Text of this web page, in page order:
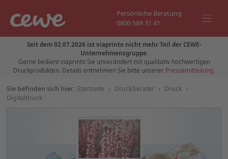
Persönliche Beratung
0800 589 31 41
Seit dem 02.07.2026 ist viaprinto nicht mehr Teil der CEWE-
Unternehmensgruppe.
Gerne bedient viaprinto Sie unverändert mit qualitativ hochwertigen
Druckprodukten. Details entnehmen Sie bitte unserer Pressemitteilung.
Sie befinden sich hier: Startseite › Druckberater › Druck ›
Digitaldruck